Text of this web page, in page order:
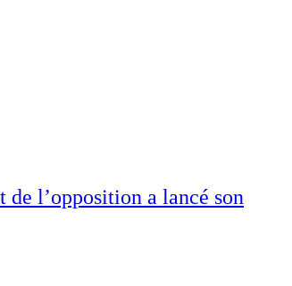
l’opposition a lancé son